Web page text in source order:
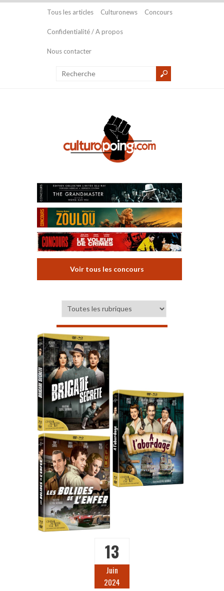
Tous les articles Culturonews Concours
Confidentialité / A propos
Nous contacter
Voir tous les concours
13
Juin
2024